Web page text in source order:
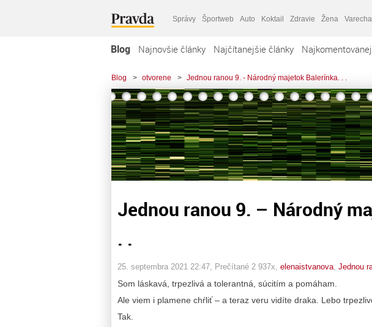
Správy Športweb Auto Koktail Zdravie Žena Varecha
Blog Najnovšie články Najčítanejšie články
Blog > otvorene > Jednou ranou 9. - Národný majetok Balerínka. . .
Jednou ranou 9. – Národný
. .
25. septembra 2021 22:47 , Prečítané 2 937x, elenaistvanova Jednou
Som láskavá, trpezlivá a tolerantná, súcitím a pomáham.
Ale viem i plamene chŕliť – a teraz veru vidíte draka. Lebo
Tak.